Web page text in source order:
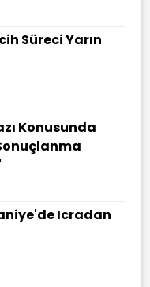
Süreci Yarın
Konusunda
Icradan